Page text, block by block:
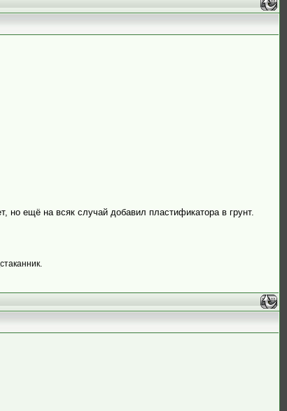
но ещё на всяк случай добавил пластификатора в грунт.